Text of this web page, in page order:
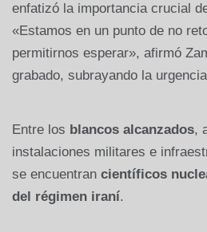
enfatizó la importancia crucial
«Estamos en un punto de no
permitirnos esperar», afirmó
grabado, subrayando la
Entre los blancos alcanzados,
instalaciones militares e
se encuentran científicos
del régimen iraní.